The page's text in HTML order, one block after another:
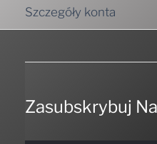
Szczegóły konta
Zasubskrybuj